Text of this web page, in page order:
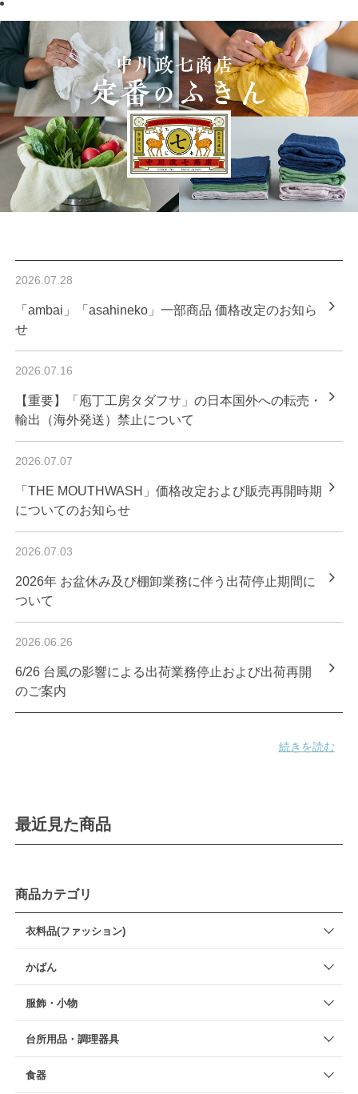
2026.07.28
「ambai」「asahineko」一部商品 価格改定のお知ら
せ
2026.07.16
【重要】「庖丁工房タダフサ」の日本国外への転売・
輸出（海外発送）禁止について
2026.07.07
「THE MOUTHWASH」価格改定および販売再開時期
についてのお知らせ
2026.07.03
2026年 お盆休み及び棚卸業務に伴う出荷停止期間に
ついて
2026.06.26
6/26 台風の影響による出荷業務停止および出荷再開
のご案内
続きを読む
最近見た商品
商品カテゴリ
衣料品(ファッション)
かばん
服飾・小物
台所用品・調理器具
食器